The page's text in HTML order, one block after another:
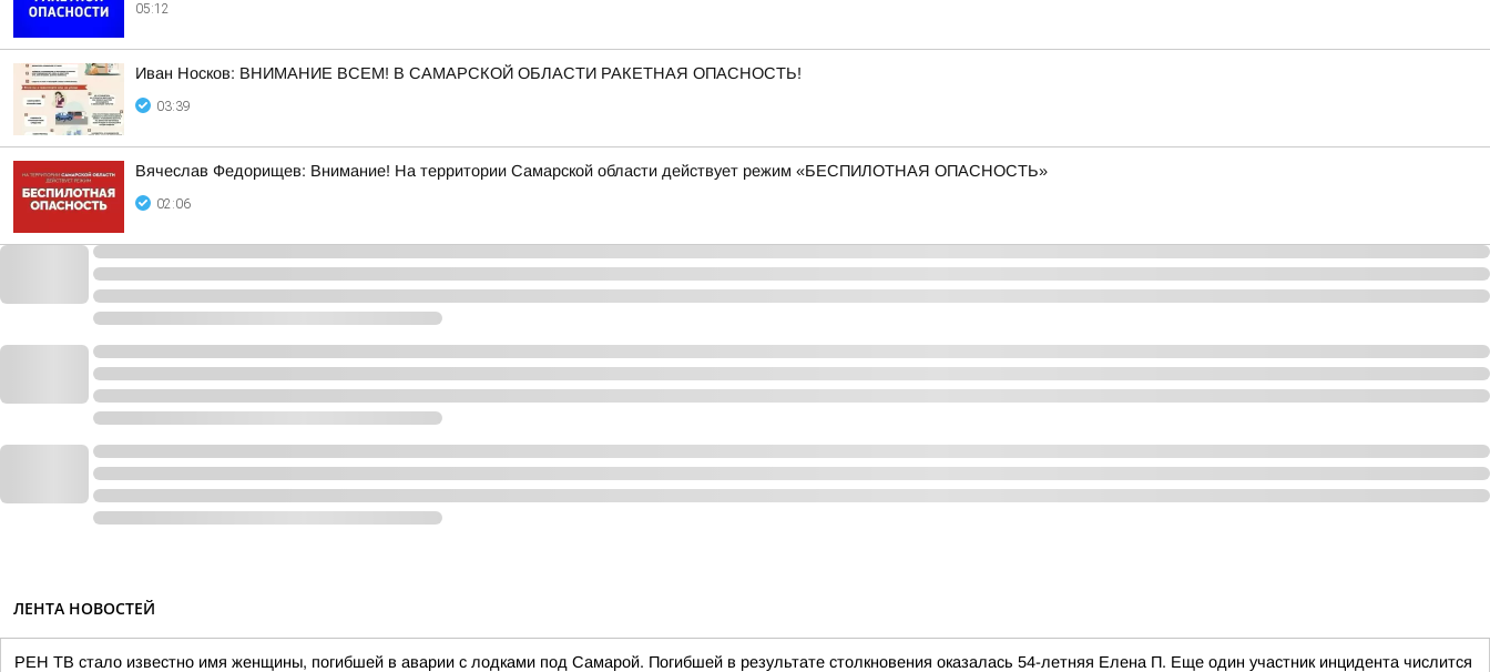
05:12
Иван Носков: ВНИМАНИЕ ВСЕМ! В САМАРСКОЙ ОБЛАСТИ РАКЕТНАЯ ОПАСНОСТЬ!
03:39
Вячеслав Федорищев: Внимание! На территории Самарской области действует режим «БЕСПИЛОТНАЯ ОПАСНОСТЬ»
02:06
ЛЕНТА НОВОСТЕЙ
РЕН ТВ стало известно имя женщины, погибшей в аварии с лодками под Самарой. Погибшей в результате столкновения оказалась 54-летняя Елена П. Еще один участник инцидента числится